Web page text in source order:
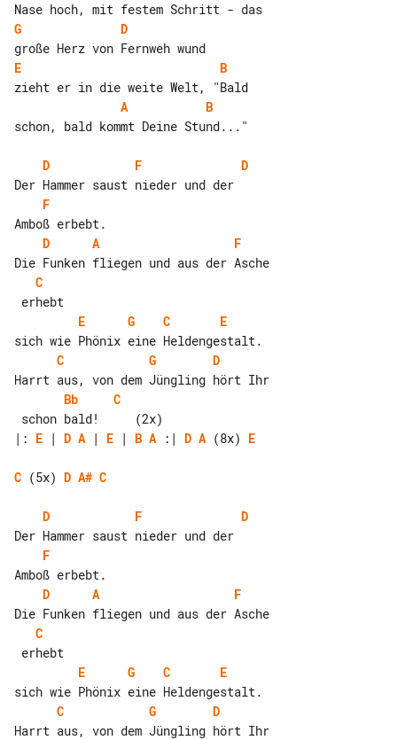
G
D
E
B
A
B
schon, bald kommt Deine Stund..."
D F
D
F
D
A
F
C
E
G C
E
C
G
D
Bb
C
|: E | D A | E | B A :| D A (8x) E
C (5x) D A# C
D F
D
F
D
A
F
C
E
G C
E
C
G
D